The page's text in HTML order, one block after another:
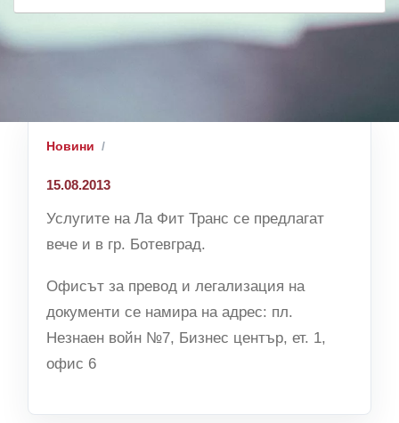
Новини
15.08.2013
Услугите на Ла Фит Транс се предлагат
вече и в гр. Ботевград.
Офисът за превод и легализация на
документи се намира на адрес: пл.
Незнаен войн №7, Бизнес център, ет. 1,
офис 6